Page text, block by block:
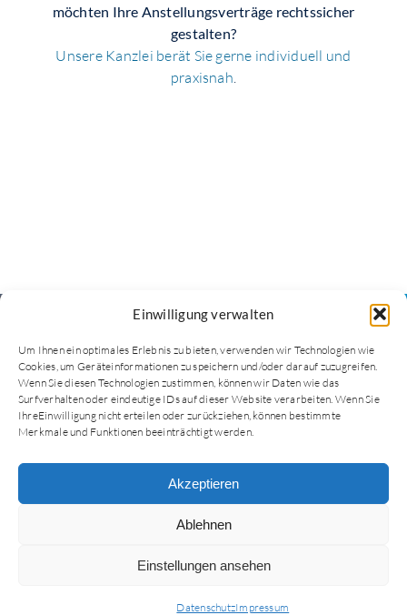
Einwilligung verwalten
Um Ihnen ein optimales Erlebnis zu bieten, verwenden wir Technologien wie
Cookies, um Geräteinformationen zu speichern und/oder darauf zuzugreifen.
Wenn Sie diesen Technologien zustimmen, können wir Daten wie das
Surfverhalten oder eindeutige IDs auf dieser Website verarbeiten. Wenn Sie
IhreEinwilligung nicht erteilen oder zurückziehen, können bestimmte
Merkmale und Funktionen beeinträchtigt werden.
Akzeptieren
Ablehnen
Einstellungen ansehen
DatenschutzImpressum
möchten Ihre Anstellungsverträge rechtssicher
gestalten?
Unsere Kanzlei berät Sie gerne individuell und
praxisnah.
awi legal
KOMPETENZ UND
ENGAGEMENT IN
MEDIZIN-
UND WIRTSCHAFTS­­
RECHT